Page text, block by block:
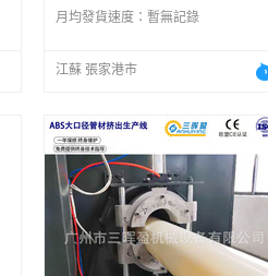
月均發貨速度： 暫無記錄
江蘇 張家港市